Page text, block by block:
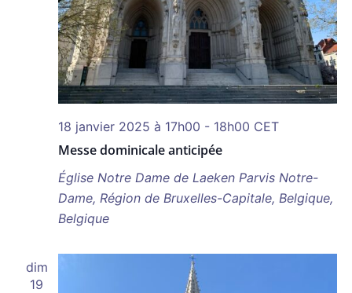
Messe dominicale anticipée
18 janvier 2025 à 17h00 - 18h00 CET
Église Notre Dame de Laeken Parvis Notre-
Dame, Région de Bruxelles-Capitale, Belgique,
Belgique
dim
19